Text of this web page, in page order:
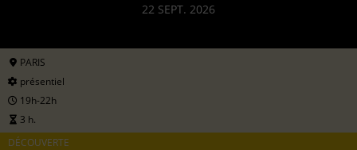
22 SEPT. 2026
PARIS
présentiel
19h-22h
3 h.
DÉCOUVERTE